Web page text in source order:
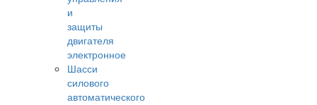
и
защиты
двигателя
электронное
Шасси
силового
автоматического